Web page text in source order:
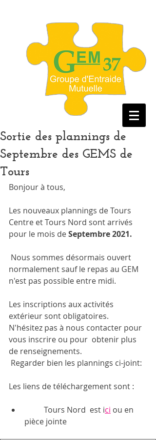
Sortie des plannings de
Septembre des GEMS de
Tours
Bonjour à tous,
Les nouveaux plannings de Tours
Centre et Tours Nord sont arrivés
pour le mois de Septembre 2021.
normalement sauf le repas au GEM
n'est pas possible entre midi.
Les inscriptions aux activités
extérieur sont obligatoires.
N'hésitez pas à nous contacter pour
vous inscrire ou pour  obtenir plus
de renseignements.
Regarder bien les plannings ci-joint:
Les liens de téléchargement sont :
	Tours Nord  est i
ci ou en
pièce jointe